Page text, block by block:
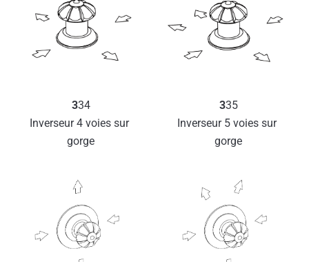
334
Inverseur 4 voies sur
gorge
335
Inverseur 5 voies sur
gorge